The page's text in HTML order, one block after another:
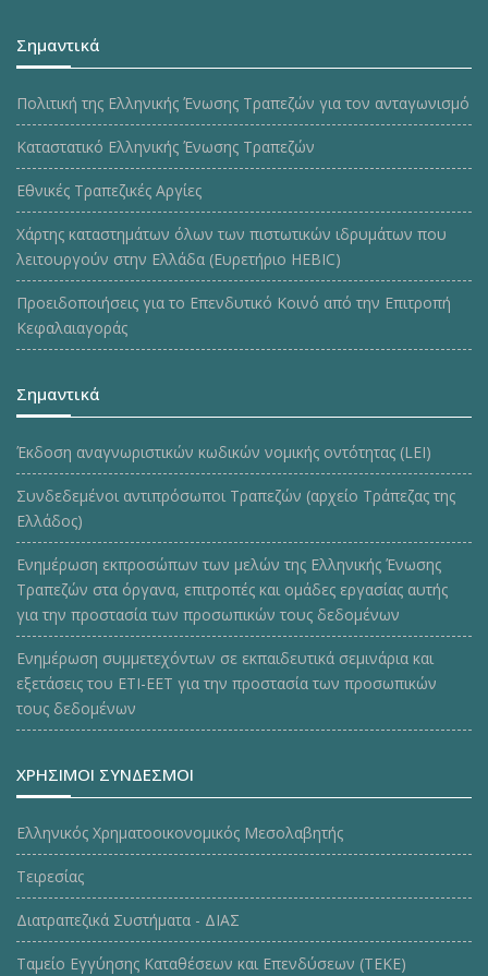
Σημαντικά
Πολιτική της Ελληνικής Ένωσης Τραπεζών για τον ανταγωνισμό
Καταστατικό Ελληνικής Ένωσης Τραπεζών
Εθνικές Τραπεζικές Αργίες
Χάρτης καταστημάτων όλων των πιστωτικών ιδρυμάτων που
λειτουργούν στην Ελλάδα (Ευρετήριο HEBIC)
Προειδοποιήσεις για το Επενδυτικό Κοινό από την Επιτροπή
Κεφαλαιαγοράς
Σημαντικά
Έκδοση αναγνωριστικών κωδικών νομικής οντότητας (LEI)
Συνδεδεμένοι αντιπρόσωποι Τραπεζών (αρχείο Τράπεζας της
Ελλάδος)
Ενημέρωση εκπροσώπων των μελών της Ελληνικής Ένωσης
Τραπεζών στα όργανα, επιτροπές και ομάδες εργασίας αυτής
για την προστασία των προσωπικών τους δεδομένων
Ενημέρωση συμμετεχόντων σε εκπαιδευτικά σεμινάρια και
εξετάσεις του ΕΤΙ-ΕΕΤ για την προστασία των προσωπικών
τους δεδομένων
ΧΡΗΣΙΜΟΙ ΣΥΝΔΕΣΜΟΙ
Ελληνικός Χρηματοοικονομικός Μεσολαβητής
Τειρεσίας
Διατραπεζικά Συστήματα - ΔΙΑΣ
Ταμείο Εγγύησης Καταθέσεων και Επενδύσεων (ΤΕΚE)